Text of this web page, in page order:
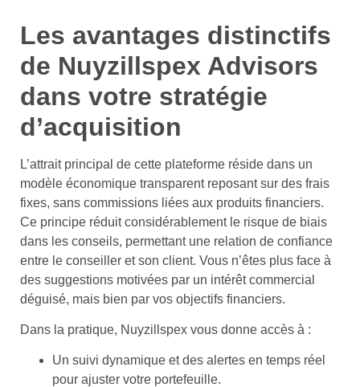
Les avantages distinctifs
de Nuyzillspex Advisors
dans votre stratégie
d’acquisition
L’attrait principal de cette plateforme réside dans un
modèle économique transparent reposant sur des frais
fixes, sans commissions liées aux produits financiers.
Ce principe réduit considérablement le risque de biais
dans les conseils, permettant une relation de confiance
entre le conseiller et son client. Vous n’êtes plus face à
des suggestions motivées par un intérêt commercial
déguisé, mais bien par vos objectifs financiers.
Dans la pratique, Nuyzillspex vous donne accès à :
Un suivi dynamique et des alertes en temps réel
pour ajuster votre portefeuille.